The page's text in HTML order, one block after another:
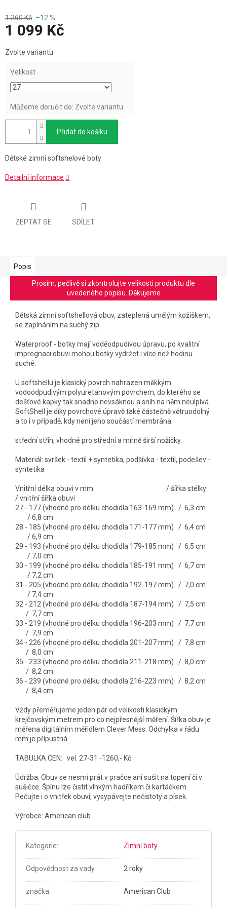
1 260 Kč –12 %
1 099 Kč
cena:
Zvolte variantu
Velikost
Můžeme doručit do: Zvolte variantu
Přidat do košíku
Dětské zimní softshelové boty
Detailní informace
ZEPTAT SE SDÍLET
Popis
Prosím, pečlivě si zkontrolujte velikosti produktu dle
uvedeného popisu. Děkujeme
Dětská zimní softshellová obuv, zateplená umělým kožíškem,
se zapínáním na suchý zip.
Waterproof - botky mají voděodpudivou úpravu, po kvalitní
impregnaci obuvi mohou botky vydržet i více než hodinu
suché.
U softshellu je klasický povrch nahrazen měkkým
vodoodpudivým polyuretanovým povrchem, do kterého se
dešťové kapky tak snadno nevsáknou a sníh na něm neulpívá.
SoftShell je díky povrchové úpravě také částečně větruodolný
a to i v případě, kdy není jeho součástí membrána.
střední střih, vhodné pro střední a mírně širší nožičky.
Materiál: svršek - textil + syntetika, podšívka - textil, podešev -
syntetika
Vnitřní délka obuvi v mm: / šířka stélky
/ vnitřní šířka obuvi
27 - 177 (vhodné pro délku chodidla 163-169 mm) / 6,3 cm
/ 6,8 cm
28 - 185 (vhodné pro délku chodidla 171-177 mm) / 6,4 cm
/ 6,9 cm
29 - 193 (vhodné pro délku chodidla 179-185 mm) / 6,5 cm
/ 7,0 cm
30 - 199 (vhodné pro délku chodidla 185-191 mm) / 6,7 cm
/ 7,2 cm
31 - 205 (vhodné pro délku chodidla 192-197 mm) / 7,0 cm
/ 7,4 cm
32 - 212 (vhodné pro délku chodidla 187-194 mm) / 7,5 cm
/ 7,7 cm
33 - 219 (vhodné pro délku chodidla 196-203 mm) / 7,7 cm
/ 7,9 cm
34 - 226 (vhodné pro délku chodidla 201-207 mm) / 7,8 cm
/ 8,0 cm
35 - 233 (vhodné pro délku chodidla 211-218 mm) / 8,0 cm
/ 8,2 cm
36 - 239 (vhodné pro délku chodidla 216-223 mm) / 8,2 cm
/ 8,4 cm
Vždy přeměřujeme jeden pár od velikosti klasickým
krejčovským metrem pro co nejpřesnější měření. Šířka obuv je
měřena digitálním měřidlem Clever Mess. Odchylka v řádu
mm je přípustná.
TABULKA CEN: vel. 27-31 -1260,- Kč
Údržba: Obuv se nesmí prát v pračce ani sušit na topení či v
sušičce. Špínu lze čistit vlhkým hadříkem či kartáčkem.
Pečujte i o vnitřek obuvi, vysypávejte nečistoty a písek.
Výrobce: American club
Kategorie: Zimní boty
Odpovědnost za vady 2 roky
značka: American Club